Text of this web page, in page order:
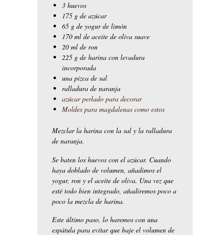
3 huevos
175 g de azúcar
65 g de yogur de limón
170 ml de aceite de oliva suave
20 ml de ron
225 g de harina con levadura
incorporada
una pizca de sal
ralladura de naranja
azúcar perlado para decorar
Moldes para magdalenas como estos
Mezclar la harina con la sal y la ralladura
de naranja.
Se baten los huevos con el azúcar. Cuando
haya doblado de volumen, añadimos el
yogur, ron y el aceite de oliva. Una vez que
esté todo bien integrado, añadiremos poco a
poco la mezcla de harina.
Este último paso, lo haremos con una
espátula para evitar que baje el volumen de